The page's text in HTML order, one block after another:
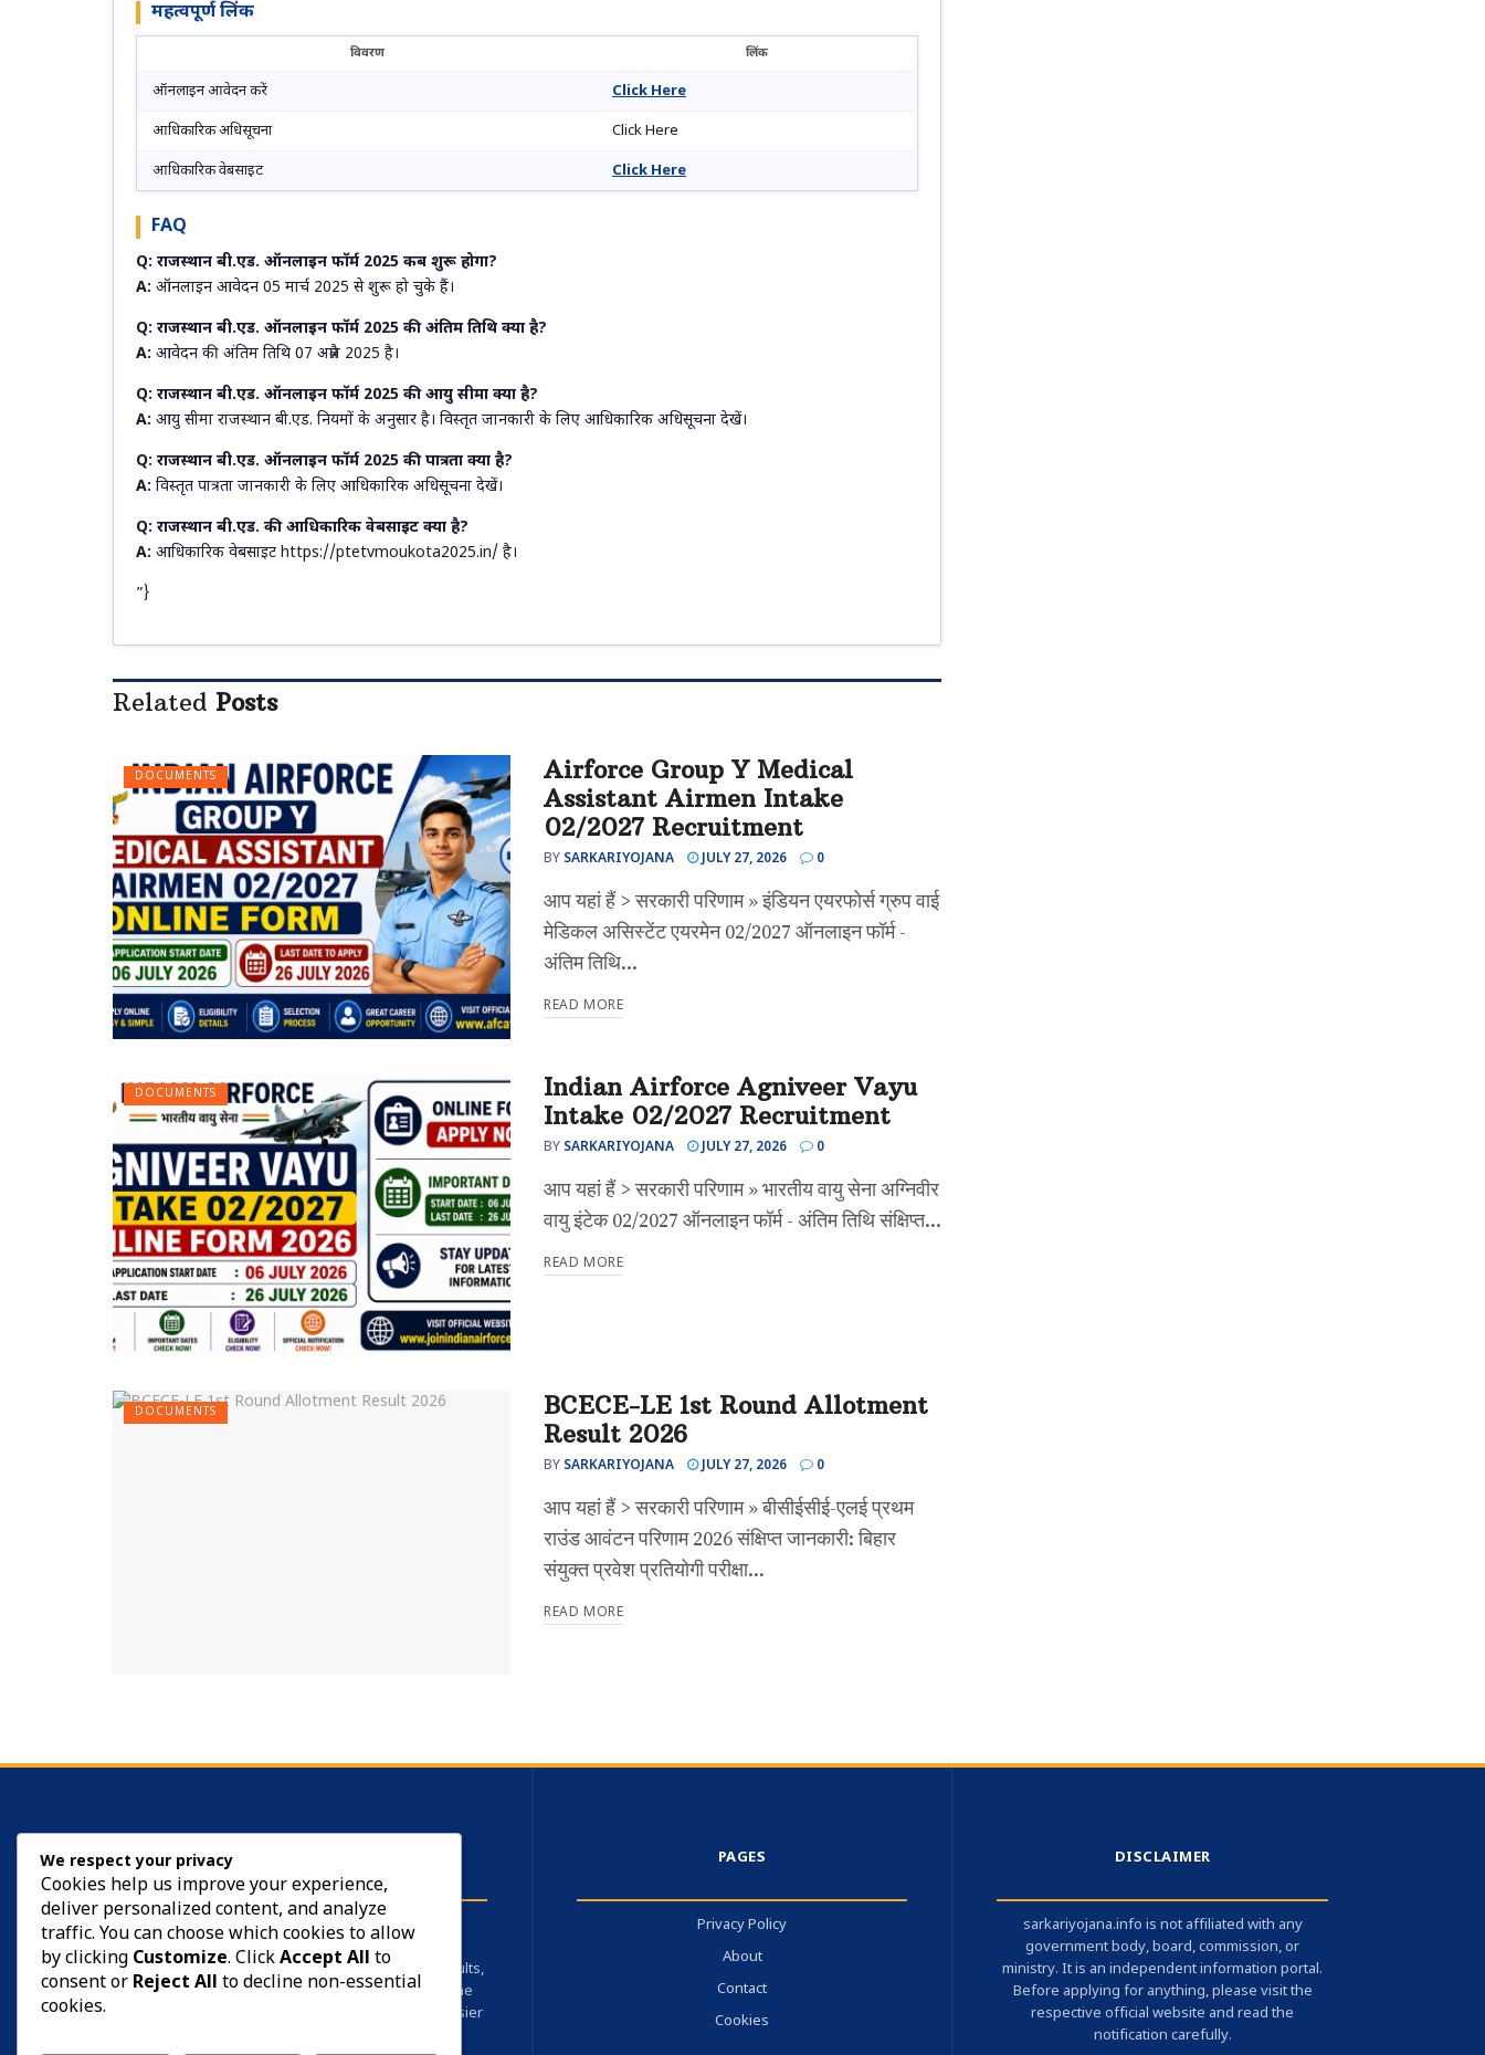
महत्वपूर्ण लिंक
विवरण लिंक
ऑनलाइन आवेदन करें Click Here
आधिकारिक अधिसूचना Click Here
आधिकारिक वेबसाइट Click Here
FAQ
Q: राजस्थान बी.एड. ऑनलाइन फॉर्म 2025 कब शुरू होगा?
A: ऑनलाइन आवेदन 05 मार्च 2025 से शुरू हो चुके हैं।
Q: राजस्थान बी.एड. ऑनलाइन फॉर्म 2025 की अंतिम तिथि क्या है?
A: आवेदन की अंतिम तिथि 07 अप्रैल 2025 है।
Q: राजस्थान बी.एड. ऑनलाइन फॉर्म 2025 की आयु सीमा क्या है?
A: आयु सीमा राजस्थान बी.एड. नियमों के अनुसार है। विस्तृत जानकारी के लिए आधिकारिक अधिसूचना देखें।
Q: राजस्थान बी.एड. ऑनलाइन फॉर्म 2025 की पात्रता क्या है?
A: विस्तृत पात्रता जानकारी के लिए आधिकारिक अधिसूचना देखें।
Q: राजस्थान बी.एड. की आधिकारिक वेबसाइट क्या है?
A: आधिकारिक वेबसाइट https://ptetvmoukota2025.in/ है।
”}
Related Posts
DOCUMENTS
Airforce Group Y Medical
Assistant Airmen Intake
02/2027 Recruitment
BY SARKARIYOJANA JULY 27, 2026 0
आप यहां हैं > सरकारी परिणाम » इंडियन एयरफोर्स ग्रुप वाई
मेडिकल असिस्टेंट एयरमेन 02/2027 ऑनलाइन फॉर्म -
अंतिम तिथि...
READ MORE
DOCUMENTS
Indian Airforce Agniveer Vayu
Intake 02/2027 Recruitment
BY SARKARIYOJANA JULY 27, 2026 0
आप यहां हैं > सरकारी परिणाम » भारतीय वायु सेना अग्निवीर
वायु इंटेक 02/2027 ऑनलाइन फॉर्म - अंतिम तिथि संक्षिप्त...
READ MORE
DOCUMENTS
BCECE-LE 1st Round Allotment
Result 2026
BY SARKARIYOJANA JULY 27, 2026 0
आप यहां हैं > सरकारी परिणाम » बीसीईसीई-एलई प्रथम
राउंड आवंटन परिणाम 2026 संक्षिप्त जानकारी: बिहार
संयुक्त प्रवेश प्रतियोगी परीक्षा...
READ MORE
SarkariYojana is your trusted employment
companion. We provide all the information
related to government jobs, private jobs, results,
admit cards, and career guidance — all in one
place — so that your job search becomes easier
PAGES
Privacy Policy
About
Contact
Cookies
DISCLAIMER
sarkariyojana.info is not affiliated with any
government body, board, commission, or
ministry. It is an independent information portal.
Before applying for anything, please visit the
respective official website and read the
notification carefully.
We respect your privacy
Cookies help us improve your experience,
deliver personalized content, and analyze
traffic. You can choose which cookies to allow
by clicking Customize. ClickAccept All to
consent or Reject All to decline non-essential
cookies.